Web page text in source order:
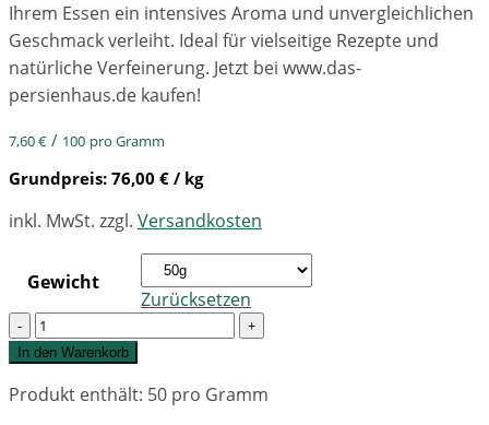
Ihrem Essen ein intensives Aroma und unvergleichlichen
Geschmack verleiht. Ideal für vielseitige Rezepte und
natürliche Verfeinerung. Jetzt bei www.das-
persienhaus.de kaufen!
7,60€ / 100 pro Gramm
Grundpreis: 76,00 € / kg
inkl. MwSt. zzgl. Versandkosten
Gewicht
Zurücksetzen
Quantity
In den Warenkorb
Produkt enthält: 50 pro Gramm